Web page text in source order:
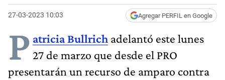
27-03-2023 10:03 Agregar PERFIL en Google
P atricia Bullrich adelantó este lunes
27 de marzo que desde el PRO
presentarán un recurso de amparo contra